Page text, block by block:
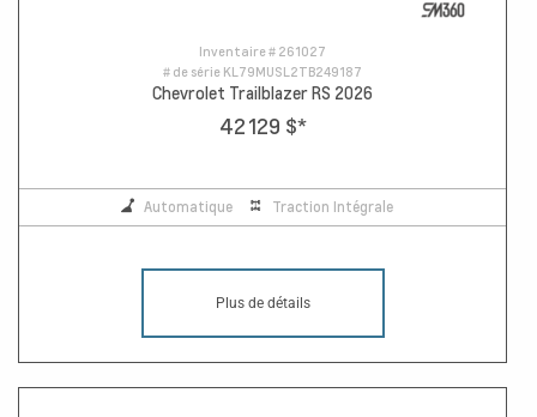
Inventaire # 261027
# de série KL79MUSL2TB249187
Chevrolet Trailblazer RS 2026
42 129 $*
Automatique Traction Intégrale
Plus de détails